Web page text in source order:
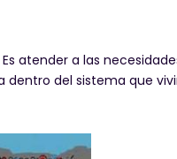
atender a las
del sistema que